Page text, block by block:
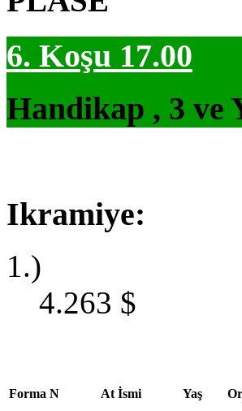
6. Koşu 17.00
Handikap , 3 ve
Ikramiye:
1.)
4.263 $
Forma N At İsmi Yaş